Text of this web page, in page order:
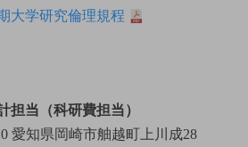
大学研究倫理規程
当（科研費担当）
愛知県岡崎市舳越町上川成28